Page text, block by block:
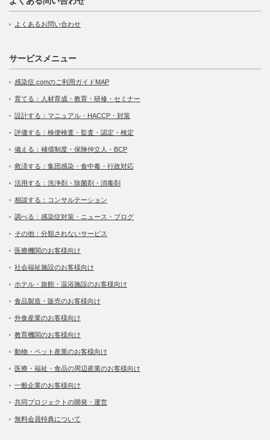
よくあるお問い合わせ
サービスメニュー
感染症.comのご利用ガイドMAP
育てる：人材育成・教育・研修・セミナー
設計する：マニュアル・HACCP・対策
評価する：検便検査・監査・認定・検定
備える：補償制度・保険仲立人・BCP
救済する：集団感染・食中毒・行政対応
活用する：洗浄剤・除菌剤・消毒剤
相談する：コンサルテーション
調べる：感染症対策・ニュース・ブログ
その他：分類されないサービス
医療機関のお客様向け
社会福祉施設のお客様向け
ホテル・旅館・温浴施設のお客様向け
食品製造・販売のお客様向け
外食産業のお客様向け
教育機関のお客様向け
動物・ペット産業のお客様向け
医療・福祉・食品の周辺産業のお客様向け
一般企業のお客様向け
共同プロジェクトの開発・運営
無料会員特典について